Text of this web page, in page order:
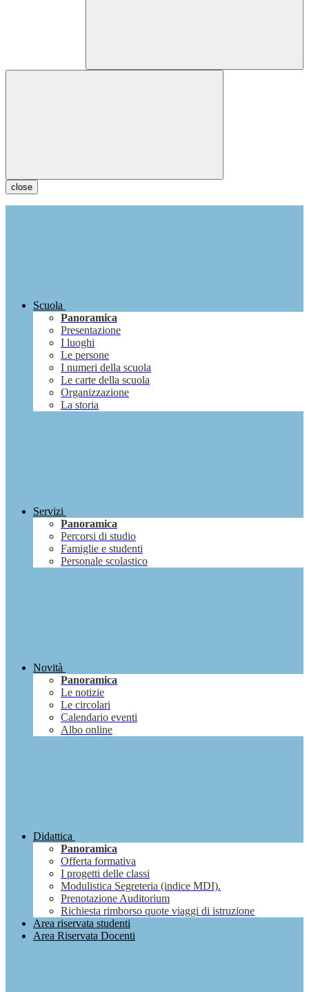
close
Scuola
Panoramica
Presentazione
I luoghi
Le persone
I numeri della scuola
Le carte della scuola
Organizzazione
La storia
Servizi
Panoramica
Percorsi di studio
Famiglie e studenti
Personale scolastico
Novità
Panoramica
Le notizie
Le circolari
Calendario eventi
Albo online
Didattica
Panoramica
Offerta formativa
I progetti delle classi
Modulistica Segreteria (indice MDI).
Prenotazione Auditorium
Richiesta rimborso quote viaggi di istruzione
Area riservata studenti
Area Riservata Docenti